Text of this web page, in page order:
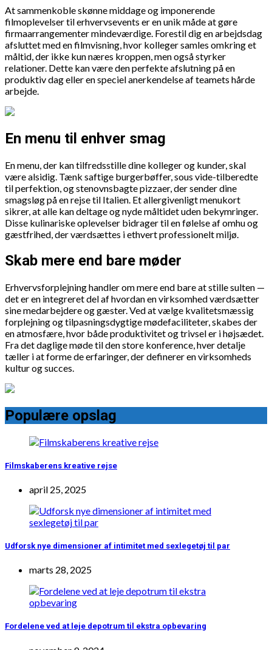
At sammenkoble skønne middage og imponerende
filmoplevelser til erhvervsevents er en unik måde at gøre
firmaarrangementer mindeværdige. Forestil dig en arbejdsdag
afsluttet med en filmvisning, hvor kolleger samles omkring et
måltid, der ikke kun næres kroppen, men også styrker
relationer. Dette kan være den perfekte afslutning på en
produktiv dag eller en speciel anerkendelse af teamets hårde
arbejde.
En menu til enhver smag
En menu, der kan tilfredsstille dine kolleger og kunder, skal
være alsidig. Tænk saftige burgerbøffer, sous vide-tilberedte
til perfektion, og stenovnsbagte pizzaer, der sender dine
smagsløg på en rejse til Italien. Et allergivenligt menukort
sikrer, at alle kan deltage og nyde måltidet uden bekymringer.
Disse kulinariske oplevelser bidrager til en følelse af omhu og
gæstfrihed, der værdsættes i ethvert professionelt miljø.
Skab mere end bare møder
Erhvervsforplejning handler om mere end bare at stille sulten —
det er en integreret del af hvordan en virksomhed værdsætter
sine medarbejdere og gæster. Ved at vælge kvalitetsmæssig
forplejning og tilpasningsdygtige mødefaciliteter, skabes der
en atmosfære, hvor både produktivitet og trivsel er i højsædet.
Fra det daglige møde til den store konference, hver detalje
tæller i at forme de erfaringer, der definerer en virksomheds
kultur og succes.
Populære opslag
Filmskaberens kreative rejse
april 25, 2025
Udforsk nye dimensioner af intimitet med sexlegetøj til par
marts 28, 2025
Fordelene ved at leje depotrum til ekstra opbevaring